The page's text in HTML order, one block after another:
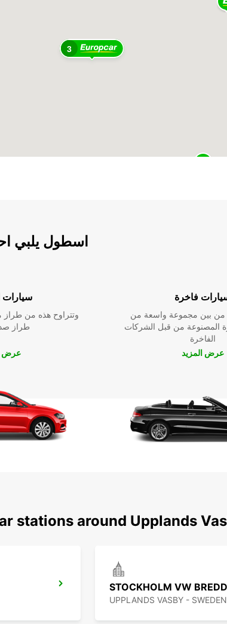
3
اسطول يلبي
سيارات
وتتراوح هذه من طراز
طراز
عرض
فاخرة
من بين مجموعة واسعة من
المصنوعة من قبل الشركات
الفاخرة
عرض المزيد
stations around Upplands
STOCKHOLM VW
UPPLANDS VASBY - SWEDEN